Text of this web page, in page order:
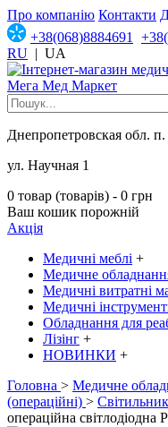
Про компанію Контакти
+38(068)8884691
RU | UA
Днепропетровская обл.
ул. Научная 1
0 товар (товарів) - 0 грн
Ваш кошик порожній
Акція
Медичні меблі +
Медичне
Медичні витратні
Медичні
Обладнання для
Лізінг +
НОВИНКИ +
Головна > Медичне
(операційні) >
операційна світлодіодна